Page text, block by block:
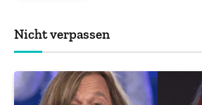
Nicht verpassen